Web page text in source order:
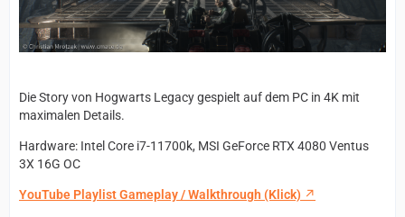
Die Story von Hogwarts Legacy gespielt auf dem PC in 4K mit
maximalen Details.
Hardware: Intel Core i7-11700k, MSI GeForce RTX 4080 Ventus
3X 16G OC
YouTube Playlist Gameplay / Walkthrough (Klick)